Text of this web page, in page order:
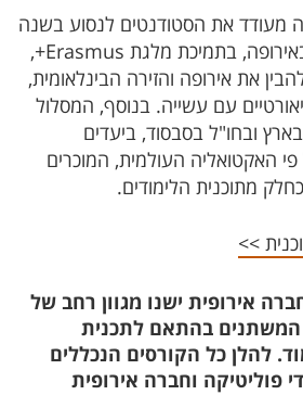
מעודד את הסטודנטים לנסוע בשנה
ג' לחילופי סטודנטים באירופה, בתמיכת מלגת Erasmus+,
את אירופה והזירה הבינלאומית,
עם עשייה. בנוסף, המסלול
ובחו"ל בסבסוד, ביעדים
האקטואליה העולמית, המוכרים
>>
אירופית ישנו מגוון רחב של
המשתנים בהתאם לתכנית
להלן כל הקורסים הנכללים
פוליטיקה וחברה אירופית